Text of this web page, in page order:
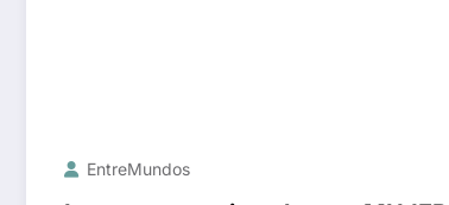
EntreMundos